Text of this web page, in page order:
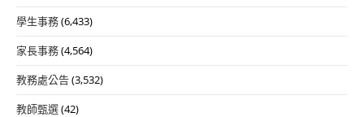
學生事務(6,433)
家長事務(4,564)
教務處公告(3,532)
教師甄選(42)